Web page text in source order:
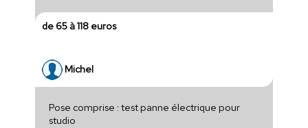
de 65 à 118 euros
Michel
Pose comprise : test panne électrique pour
studio